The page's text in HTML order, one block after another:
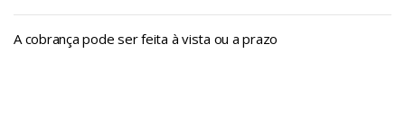
A cobrança pode ser feita à vista ou a prazo